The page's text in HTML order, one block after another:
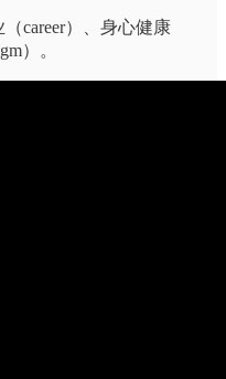
career）、身心健康
）。